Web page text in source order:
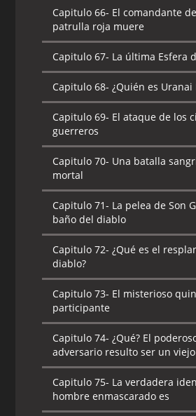
Capitulo 66- El comandante
patrulla roja muere
Capitulo 67- La última Esfera
Capitulo 68- ¿Quién es Uranai
Capitulo 69- El ataque de los
guerreros
Capitulo 70- Una batalla
mortal
Capitulo 71- La pelea de Son
baño del diablo
Capitulo 72- ¿Qué es el
diablo?
Capitulo 73- El misterioso
participante
Capitulo 74- ¿Qué? El
adversario resulto ser un
Capitulo 75- La verdadera
hombre enmascarado es